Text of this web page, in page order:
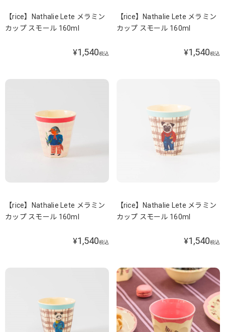
【rice】Nathalie Lete メラミン
カップ スモール 160ml
¥1,540税込
【rice】Nathalie Lete メラミン
カップ スモール 160ml
¥1,540税込
【rice】Nathalie Lete メラミン
カップ スモール 160ml
¥1,540税込
【rice】Nathalie Lete メラミン
カップ スモール 160ml
¥1,540税込